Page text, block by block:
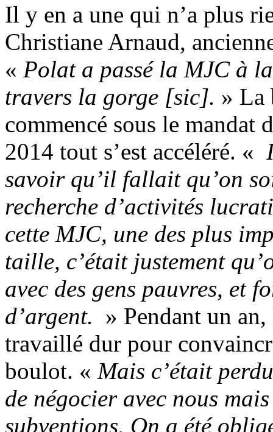
Il y en a une qui n’a plus
Christiane Arnaud,
« Polat a passé la MJC à
travers la gorge [sic]. » La
commencé sous le mandat
2014 tout s’est accéléré. «
savoir qu’il fallait qu’on
recherche d’activités
cette MJC, une des plus
taille, c’était justement
avec des gens pauvres, et
d’argent. » Pendant un
travaillé dur pour
boulot. « Mais c’était
de négocier avec nous
subventions. On a été